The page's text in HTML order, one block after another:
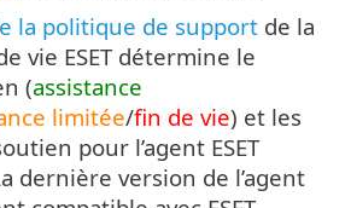
la politique de support de la
vie ESET détermine le
(assistance
limitée/fin de vie) et les
pour l’agent ESET
dernière version de l’agent